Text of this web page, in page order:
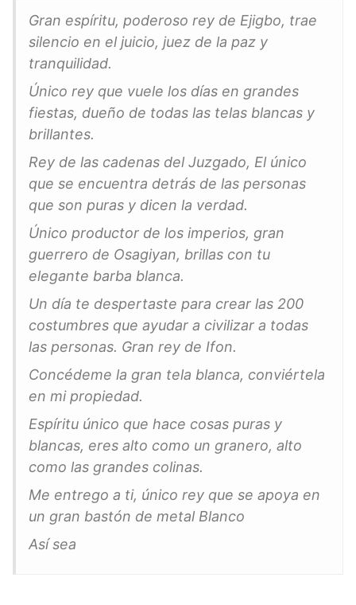
Gran espíritu, poderoso rey de Ejigbo, trae
silencio en el juicio, juez de la paz y
tranquilidad.
Único rey que vuele los días en grandes
fiestas, dueño de todas las telas blancas y
brillantes.
Rey de las cadenas del Juzgado, El único
que se encuentra detrás de las personas
que son puras y dicen la verdad.
Único productor de los imperios, gran
guerrero de Osagiyan, brillas con tu
elegante barba blanca.
Un día te despertaste para crear las 200
costumbres que ayudar a civilizar a todas
las personas. Gran rey de Ifon.
Concédeme la gran tela blanca, conviértela
en mi propiedad.
Espíritu único que hace cosas puras y
blancas, eres alto como un granero, alto
como las grandes colinas.
Me entrego a ti, único rey que se apoya en
un gran bastón de metal Blanco
Así sea